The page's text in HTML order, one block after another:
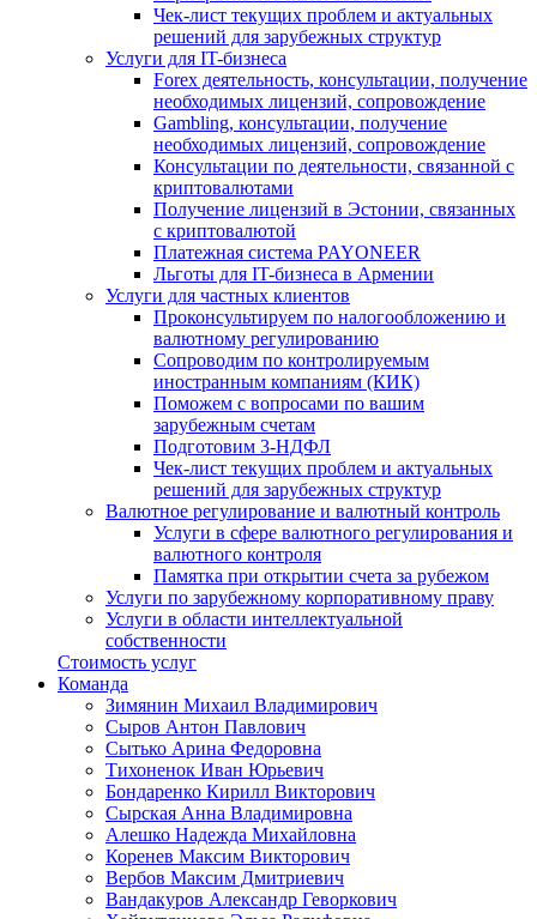
Чек-лист текущих проблем и актуальных
решений для зарубежных структур
Услуги для IT-бизнеса
Forex деятельность, консультации, получение
необходимых лицензий, сопровождение
Gambling, консультации, получение
необходимых лицензий, сопровождение
Консультации по деятельности, связанной с
криптовалютами
Получение лицензий в Эстонии, связанных
с криптовалютой
Платежная система PAYONEER
Льготы для IT-бизнеса в Армении
Услуги для частных клиентов
Проконсультируем по налогообложению и
валютному регулированию
Сопроводим по контролируемым
иностранным компаниям (КИК)
Поможем с вопросами по вашим
зарубежным счетам
Подготовим 3-НДФЛ
Чек-лист текущих проблем и актуальных
решений для зарубежных структур
Валютное регулирование и валютный контроль
Услуги в сфере валютного регулирования и
валютного контроля
Памятка при открытии счета за рубежом
Услуги по зарубежному корпоративному праву
Услуги в области интеллектуальной
собственности
Стоимость услуг
Команда
Зимянин Михаил Владимирович
Сыров Антон Павлович
Сытько Арина Федоровна
Тихоненок Иван Юрьевич
Бондаренко Кирилл Викторович
Сырская Анна Владимировна
Алешко Надежда Михайловна
Коренев Максим Викторович
Вербов Максим Дмитриевич
Вандакуров Александр Геворкович